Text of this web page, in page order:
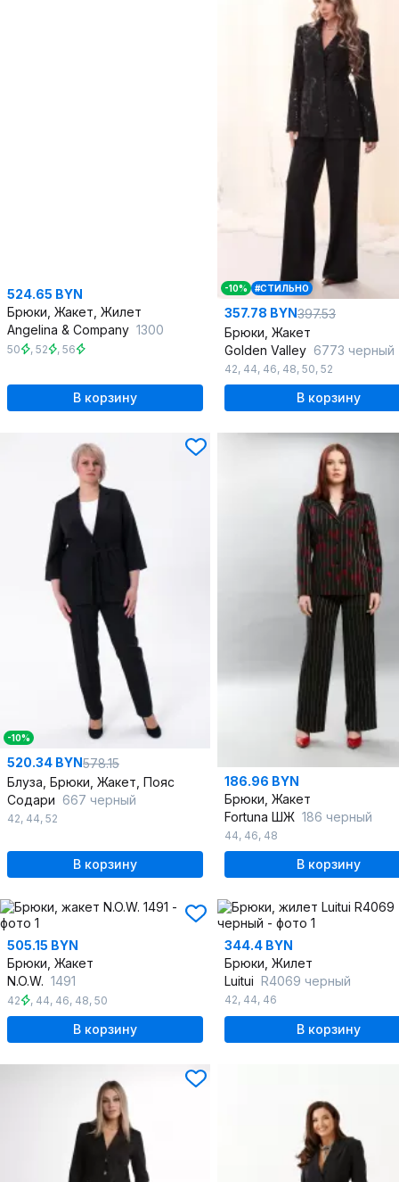
524.65 BYN
Брюки, Жакет, Жилет
Angelina & Сompany 1300
50 , 52 , 56
В корзину
-10% #СТИЛЬНО
357.78 BYN397.53
Брюки, Жакет
Golden Valley 6773 черный
42, 44, 46, 48, 50, 52
В корзину
-10%
520.34 BYN578.15
Блуза, Брюки, Жакет, Пояс
Содари 667 черный
42, 44, 52
В корзину
186.96 BYN
Брюки, Жакет
Fortuna ШЖ 186 черный
44, 46, 48
В корзину
505.15 BYN
Брюки, Жакет
N.O.W. 1491
42 , 44, 46, 48, 50
В корзину
344.4 BYN
Брюки, Жилет
Luitui R4069 черный
42, 44, 46
В корзину